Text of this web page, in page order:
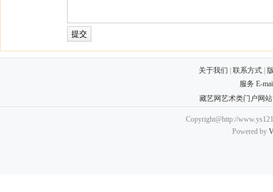
关于我们 联系方式
服务 E-
藏艺网艺术类门户网
Copyright@http://
Powered by